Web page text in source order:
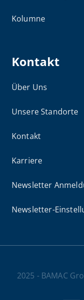
Kolumne
Kontakt
Über Uns
Unsere Standorte
Kontakt
Karriere
Newsletter
Newsletter-
2025 - BAMAC